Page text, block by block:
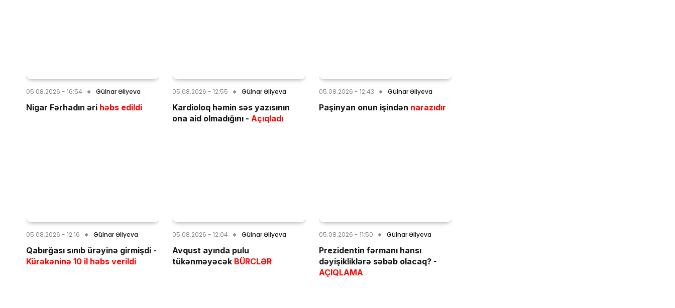
05.08.2026 - 16:54 Gülnar Əliyeva
Nigar Fərhadın əri həbs edildi
05.08.2026 - 12:55 Gülnar Əliyeva
Kardioloq həmin səs yazısının
ona aid olmadığını - Açıqladı
05.08.2026 - 12:43 Gülnar Əliyeva
Paşinyan onun işindən narazıdır
05.08.2026 - 12:16 Gülnar Əliyeva
Qabırğası sınıb ürəyinə girmişdi -
Kürəkəninə 10 il həbs verildi
05.08.2026 - 12:04 Gülnar Əliyeva
Avqust ayında pulu
tükənməyəcək BÜRCLƏR
05.08.2026 - 11:50 Gülnar Əliyeva
Prezidentin fərmanı hansı
dəyişikliklərə səbəb olacaq? -
AÇIQLAMA